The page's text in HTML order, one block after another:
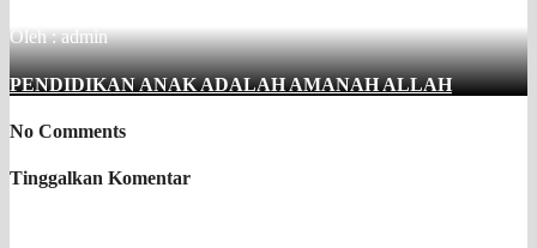
Oleh : admin
PENDIDIKAN ANAK ADALAH AMANAH ALLAH
No Comments
Tinggalkan Komentar